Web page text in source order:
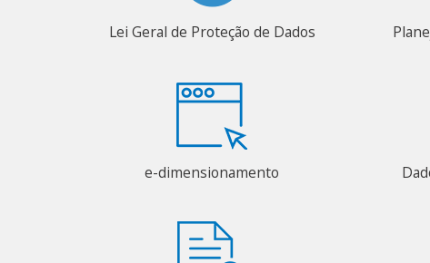
Lei Geral de Proteção de Dados
e-dimensionamento